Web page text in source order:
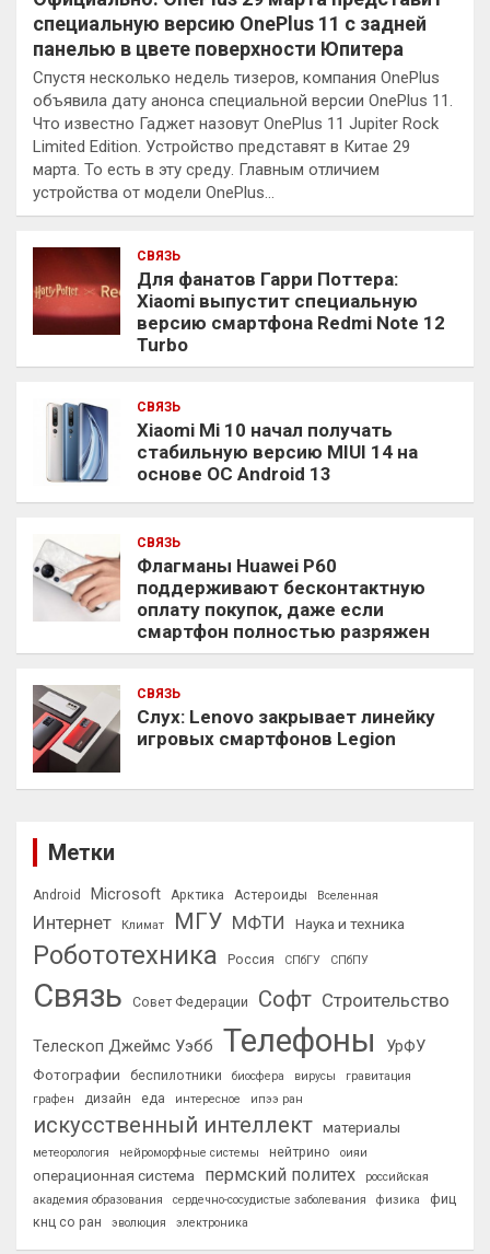
специальную версию OnePlus 11 с задней
панелью в цвете поверхности Юпитера
Спустя несколько недель тизеров, компания OnePlus
объявила дату анонса специальной версии OnePlus 11.
Что известно Гаджет назовут OnePlus 11 Jupiter Rock
Limited Edition. Устройство представят в Китае 29
марта. То есть в эту среду. Главным отличием
устройства от модели OnePlus…
СВЯЗЬ
Для фанатов Гарри Поттера:
Xiaomi выпустит специальную
версию смартфона Redmi Note 12
Turbo
СВЯЗЬ
Xiaomi Mi 10 начал получать
стабильную версию MIUI 14 на
основе ОС Android 13
СВЯЗЬ
Флагманы Huawei P60
поддерживают бесконтактную
оплату покупок, даже если
смартфон полностью разряжен
СВЯЗЬ
Слух: Lenovo закрывает линейку
игровых смартфонов Legion
Метки
Android Microsoft Арктика Астероиды Вселенная
Интернет Климат МГУ МФТИ Наука и техника
Робототехника Россия СПбГУ СПбПУ
Связь Совет Федерации Софт Строительство
Телескоп Джеймс Уэбб Телефоны УрФУ
Фотографии беспилотники биосфера вирусы
гравитация
графен
дизайн еда интересное ипээ ран
искусственный интеллект материалы
метеорология нейроморфные системы нейтрино оияи
операционная система пермский политех
российская
академия образования
сердечно-сосудистые заболевания физика
фиц
кнц со ран
эволюция электроника